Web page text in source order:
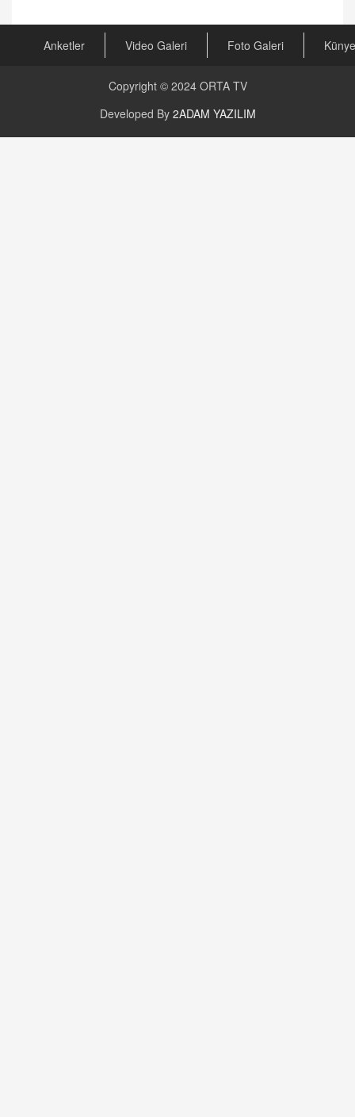
Anketler Video Galeri Foto Galeri Künye
Copyright © 2024 ORTA TV
Developed By 2ADAM YAZILIM